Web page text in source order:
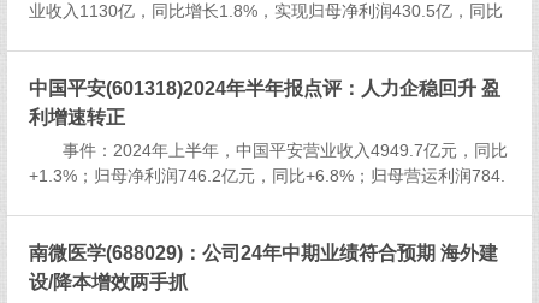
业收入1130亿，同比增长1.8%，实现归母净利润430.5亿，同比
中国平安(601318)2024年半年报点评：人力企稳回升 盈
利增速转正
事件：2024年上半年，中国平安营业收入4949.7亿元，同比
+1.3%；归母净利润746.2亿元，同比+6.8%；归母营运利润784.
南微医学(688029)：公司24年中期业绩符合预期 海外建
设/降本增效两手抓